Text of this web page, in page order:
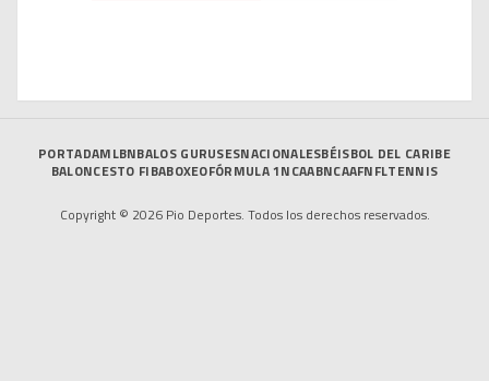
PORTADAMLBNBALOS GURUSESNACIONALESBÉISBOL DEL CARIBE
BALONCESTO FIBABOXEOFÓRMULA 1NCAABNCAAFNFLTENNIS
Copyright © 2026 Pio Deportes. Todos los derechos reservados.